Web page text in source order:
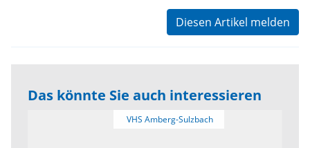
Diesen Artikel melden
Das könnte Sie auch interessieren